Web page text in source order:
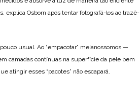
Osborn após tentar fotografá-los ao trazê-
usual. Ao “empacotar” melanossomos —
camadas contínuas na superfície da pele bem
atingir esses “pacotes” não escapará.